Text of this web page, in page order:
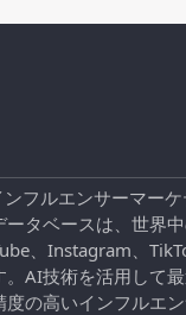
フルエンサーマー
タベースは、世界
、Instagram、
AI技術を活用して
の高いインフルエ